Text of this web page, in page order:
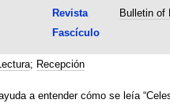
Revista
Bulletin of
Fascículo
Lectura; Recepción
a entender cómo se leía